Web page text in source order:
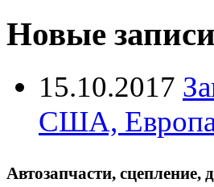
Новые
15.10.2017
США,
Автозапчасти, сцепление,